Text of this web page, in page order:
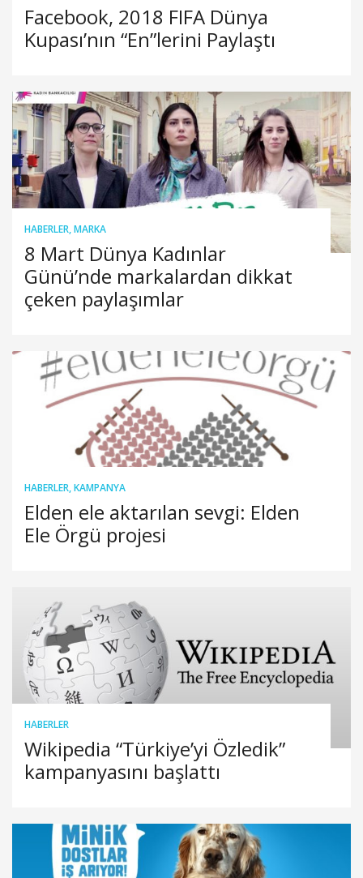
Facebook, 2018 FIFA Dünya
Kupası’nın “En”lerini Paylaştı
HABERLER,MARKA
8 Mart Dünya Kadınlar
Günü’nde markalardan dikkat
çeken paylaşımlar
HABERLER,KAMPANYA
Elden ele aktarılan sevgi: Elden
Ele Örgü projesi
HABERLER
Wikipedia “Türkiye’yi Özledik”
kampanyasını başlattı